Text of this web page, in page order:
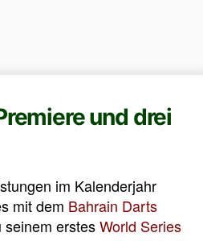
und drei
im Kalenderjahr
mit dem Bahrain Darts
seinem erstesWorld Series